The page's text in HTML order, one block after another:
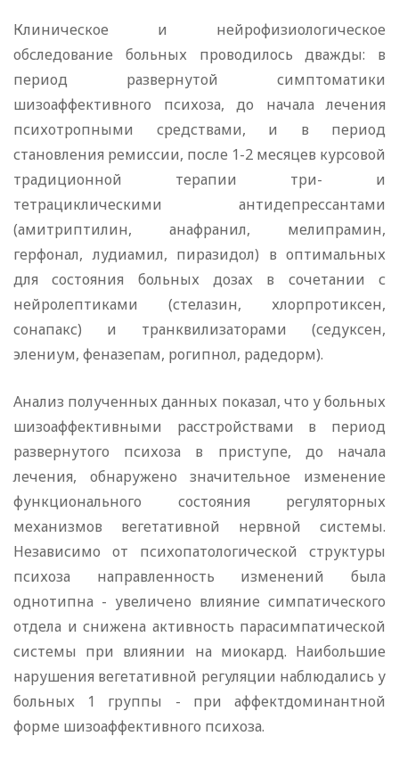
Клиническое и нейрофизиологическое
обследование больных проводилось дважды: в
период развернутой симптоматики
шизоаффективного психоза, до начала лечения
психотропными средствами, и в период
становления ремиссии, после 1-2 месяцев курсовой
традиционной терапии три- и
тетрациклическими антидепрессантами
(амитриптилин, анафранил, мелипрамин,
герфонал, лудиамил, пиразидол) в оптимальных
для состояния больных дозах в сочетании с
нейролептиками (стелазин, хлорпротиксен,
сонапакс) и транквилизаторами (седуксен,
элениум, феназепам, рогипнол, радедорм).
Анализ полученных данных показал, что у больных
шизоаффективными расстройствами в период
развернутого психоза в приступе, до начала
лечения, обнаружено значительное изменение
функционального состояния регуляторных
механизмов вегетативной нервной системы.
Независимо от психопатологической структуры
психоза направленность изменений была
однотипна - увеличено влияние симпатического
отдела и снижена активность парасимпатической
системы при влиянии на миокард. Наибольшие
нарушения вегетативной регуляции наблюдались у
больных 1 группы - при аффектдоминантной
форме шизоаффективного психоза.